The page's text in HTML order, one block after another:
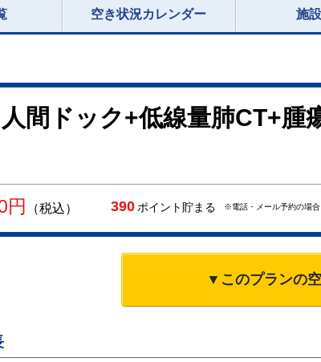
空き状況カレンダー 施
人間ドック+低線量肺CT+
円 （税込） 390 ポイント貯まる ※電話・メール予約の場合
▼このプランの